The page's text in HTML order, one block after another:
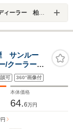
ー店 中古車専門店
サンルー
/クーラーベ
レーダー
インチア
可 360°画像付
本体価格
64.6万円
円